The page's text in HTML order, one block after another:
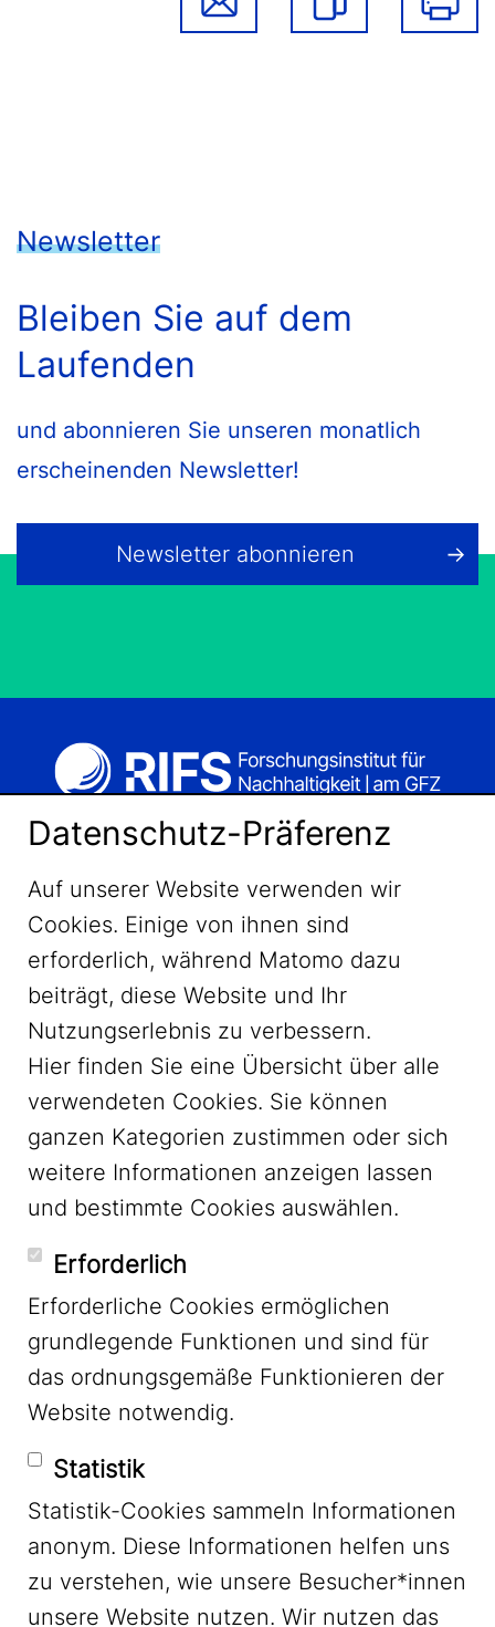
Newsletter
Bleiben Sie auf dem
Laufenden
und abonnieren Sie unseren monatlich
erscheinenden Newsletter!
Newsletter abonnieren
LinkedIn
YouTube
Mastodon
Datenschutz-Präferenz
Auf unserer Website verwenden wir
Cookies. Einige von ihnen sind
erforderlich, während Matomo dazu
beiträgt, diese Website und Ihr
Nutzungserlebnis zu verbessern.
Hier finden Sie eine Übersicht über alle
verwendeten Cookies. Sie können
ganzen Kategorien zustimmen oder sich
weitere Informationen anzeigen lassen
und bestimmte Cookies auswählen.
Erforderlich
Erforderliche Cookies ermöglichen
grundlegende Funktionen und sind für
das ordnungsgemäße Funktionieren der
Website notwendig.
Statistik
Statistik-Cookies sammeln Informationen
anonym. Diese Informationen helfen uns
zu verstehen, wie unsere Besucher*innen
unsere Website nutzen. Wir nutzen das